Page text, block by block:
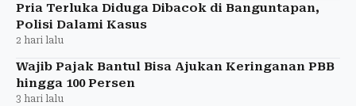
Pria Terluka Diduga Dibacok di Banguntapan,
Polisi Dalami Kasus
2 hari lalu
Wajib Pajak Bantul Bisa Ajukan Keringanan PBB
hingga 100 Persen
3 hari lalu